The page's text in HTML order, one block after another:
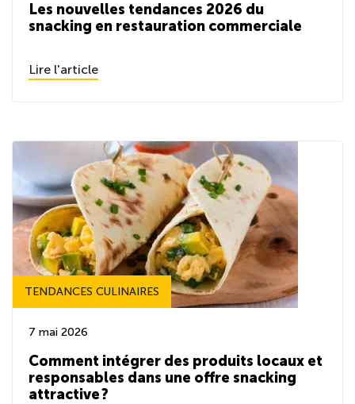
Les nouvelles tendances 2026 du
snacking en restauration commerciale
Lire l'article
TENDANCES CULINAIRES
7 mai 2026
Comment intégrer des produits locaux et
responsables dans une offre snacking
attractive ?